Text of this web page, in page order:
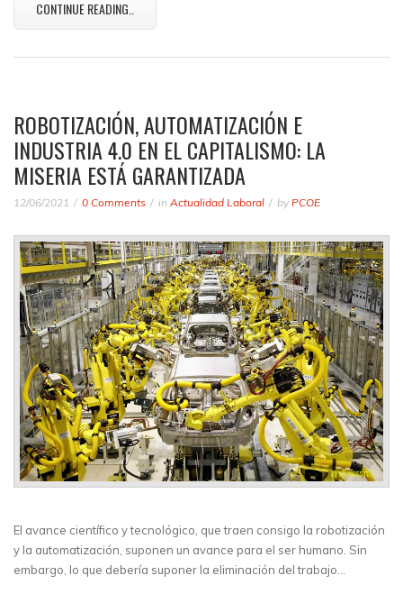
CONTINUE READING..
ROBOTIZACIÓN, AUTOMATIZACIÓN E
INDUSTRIA 4.0 EN EL CAPITALISMO: LA
MISERIA ESTÁ GARANTIZADA
12/06/2021 0 Comments in Actualidad Laboral by PCOE
El avance científico y tecnológico, que traen consigo la robotización
y la automatización, suponen un avance para el ser humano. Sin
embargo, lo que debería suponer la eliminación del trabajo…